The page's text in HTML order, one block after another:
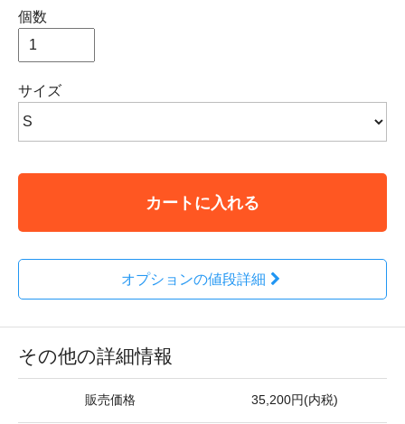
個数
サイズ
カートに入れる
オプションの値段詳細
その他の詳細情報
販売価格 35,200円(内税)